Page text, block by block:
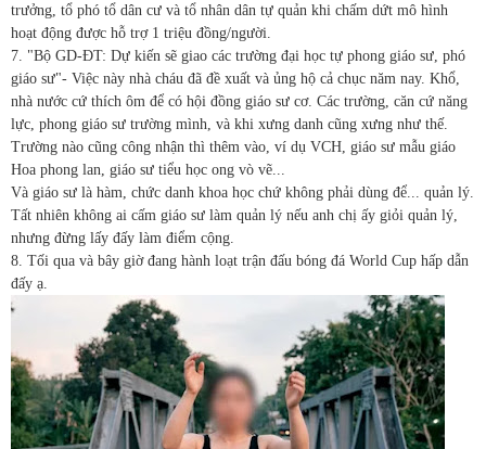
trưởng, tổ phó tổ dân cư và tổ nhân dân tự quản khi chấm dứt mô hình
hoạt động được hỗ trợ 1 triệu đồng/người.
7. "Bộ GD-ĐT: Dự kiến sẽ giao các trường đại học tự phong giáo sư, phó
giáo sư"- Việc này nhà cháu đã đề xuất và ủng hộ cả chục năm nay. Khổ,
nhà nước cứ thích ôm để có hội đồng giáo sư cơ. Các trường, căn cứ năng
lực, phong giáo sư trường mình, và khi xưng danh cũng xưng như thế.
Trường nào cũng công nhận thì thêm vào, ví dụ VCH, giáo sư mẫu giáo
Hoa phong lan, giáo sư tiểu học ong vò vẽ...
Và giáo sư là hàm, chức danh khoa học chứ không phải dùng để... quản lý.
Tất nhiên không ai cấm giáo sư làm quản lý nếu anh chị ấy giỏi quản lý,
nhưng đừng lấy đấy làm điểm cộng.
8. Tối qua và bây giờ đang hành loạt trận đấu bóng đá World Cup hấp dẫn
đấy ạ.